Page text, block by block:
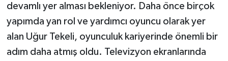
devamlı yer alması bekleniyor. Daha önce birçok
yapımda yan rol ve yardımcı oyuncu olarak yer
alan Uğur Tekeli, oyunculuk kariyerinde önemli bir
adım daha atmış oldu. Televizyon ekranlarında